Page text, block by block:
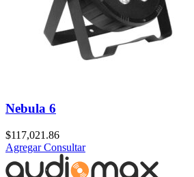
Nebula 6
$117,021.86
AgregarConsultar